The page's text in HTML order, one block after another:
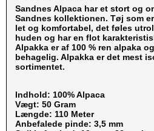
Sandnes Alpaca har et stort og
Sandnes kollektionen. Tøj som
let og komfortabel, det føles
huden og har en flot
Alpakka er af 100 % ren alpaka
behagelig. Alpakka er det mest
sortimentet.
Indhold: 100% Alpaca
Vægt: 50 Gram
Længde: 110 Meter
Anbefalede pinde: 3,5 mm